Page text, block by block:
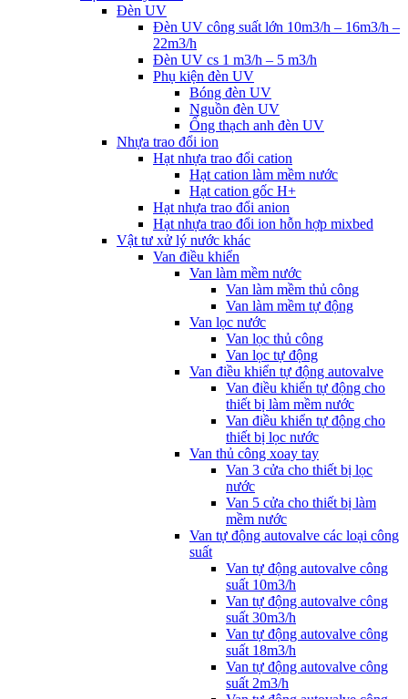
Đèn UV
Đèn UV công suất lớn 10m3/h – 16m3/h –
22m3/h
Đèn UV cs 1 m3/h – 5 m3/h
Phụ kiện đèn UV
Bóng đèn UV
Nguồn đèn UV
Ống thạch anh đèn UV
Nhựa trao đổi ion
Hạt nhựa trao đổi cation
Hạt cation làm mềm nước
Hạt cation gốc H+
Hạt nhựa trao đổi anion
Hạt nhựa trao đổi ion hỗn hợp mixbed
Vật tư xử lý nước khác
Van điều khiển
Van làm mềm nước
Van làm mềm thủ công
Van làm mềm tự động
Van lọc nước
Van lọc thủ công
Van lọc tự động
Van điều khiển tự động autovalve
Van điều khiển tự động cho
thiết bị làm mềm nước
Van điều khiển tự động cho
thiết bị lọc nước
Van thủ công xoay tay
Van 3 cửa cho thiết bị lọc
nước
Van 5 cửa cho thiết bị làm
mềm nước
Van tự động autovalve các loại công
suất
Van tự động autovalve công
suất 10m3/h
Van tự động autovalve công
suất 30m3/h
Van tự động autovalve công
suất 18m3/h
Van tự động autovalve công
suất 2m3/h